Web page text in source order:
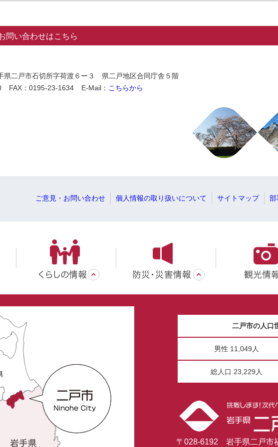
問い合わせはこちら
県二戸市石切所字荷渡６ー３ 県二戸地区合同庁舎５階
FAX：0195-23-1634 E-Mail： こちらから
ご意見・お問い合わせ 個人情報の取り扱いについて サイトマップ 部
二戸市の人口
男性 11,049人
総人口 23,229人
〒028-6192 岩手県二戸市